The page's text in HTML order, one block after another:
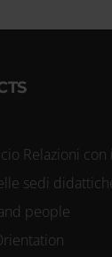
Relazioni
sedi
people